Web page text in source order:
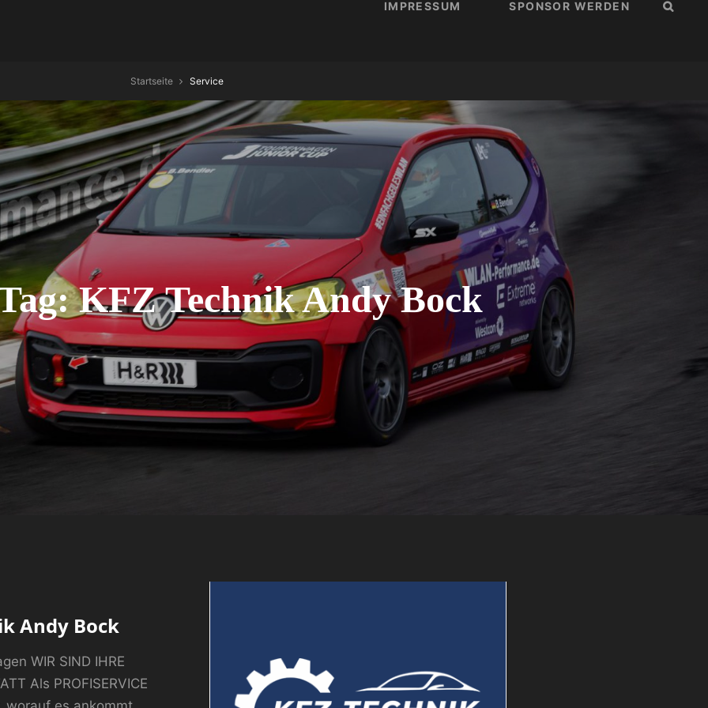
IMPRESSUM SPONSOR WERDEN
Startseite Service
KFZ Technik Andy Bock
Andy Bock
WIR SIND IHRE
Als PROFISERVICE